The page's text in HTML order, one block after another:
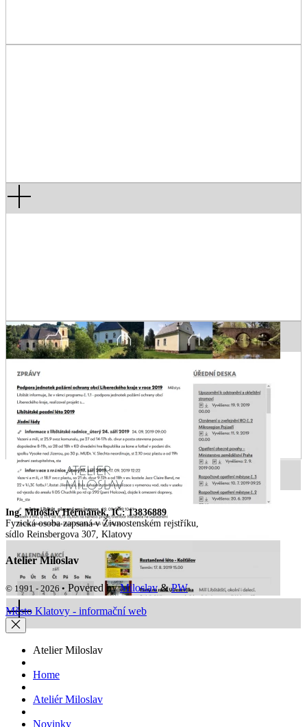
Ing. Miloslav Heřmánek, IČ: 13836889
Fyzická osoba zapsaná v Živnostenském rejstříku,
sídlo Reinsbergova 307, Klatovy
Atelier Miloslav
© 1991 - 2026 • Povered byMiloslav&PW
Město Klatovy - informační web
Atelier Miloslav
Home
Ateliér Miloslav
Novinky